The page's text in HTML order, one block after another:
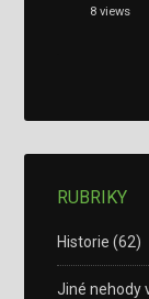
8 views
RUBRIKY
Historie (62)
Jiné nehody